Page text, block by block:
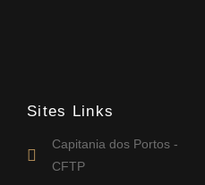
Sites Links
Capitania dos Portos -
CFTP